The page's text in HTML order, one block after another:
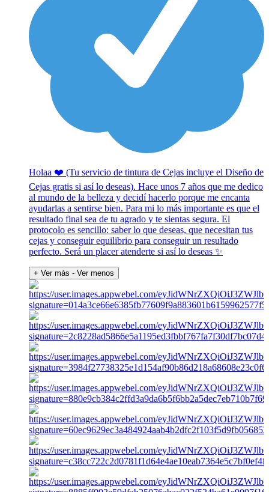
Holaa ❤️ (Tu servicio de tintura de Cejas incluye el Diseño de
Cejas gratis si así lo deseas). Hace unos 7 años que me dedico
al mundo de la belleza y decidí hacerlo porque me encanta
ayudarlas a sentirse bien. Para mi lo más importante es que el
resultado final sea de tu agrado y te sientas segura. El
protocolo es sencillo: saber lo que deseas, que necesitan tus
cejas y conseguir equilibrio para conseguir un resultado
perfecto. Será un placer atenderte si así lo deseas ✨️
+ Ver más - Ver menos